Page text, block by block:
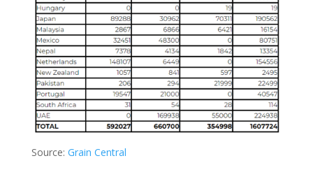
Source: Grain Central